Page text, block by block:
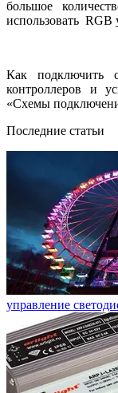
большое
использовать RGB
Как подключить
контроллеров и
«Схемы
Последние статьи
управление